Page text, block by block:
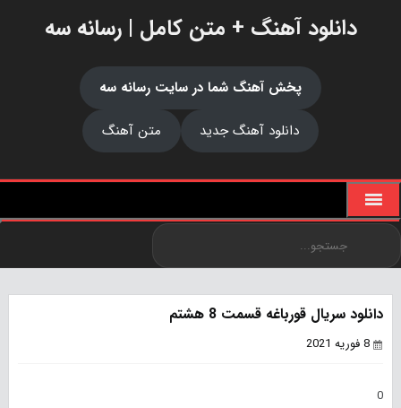
دانلود آهنگ + متن کامل | رسانه سه
پخش آهنگ شما در سایت رسانه سه
دانلود آهنگ جدید
متن آهنگ
دانلود سریال قورباغه قسمت 8 هشتم
8 فوریه 2021
0